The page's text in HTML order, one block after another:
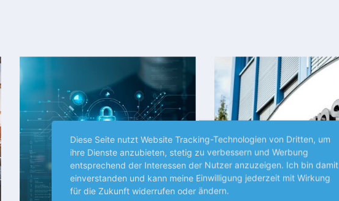
Diese Seite nutzt Website Tracking-Technologien von Dritten, um
ihre Dienste anzubieten, stetig zu verbessern und Werbung
entsprechend der Interessen der Nutzer anzuzeigen. Ich bin damit
einverstanden und kann meine Einwilligung jederzeit mit Wirkung
für die Zukunft widerrufen oder ändern.